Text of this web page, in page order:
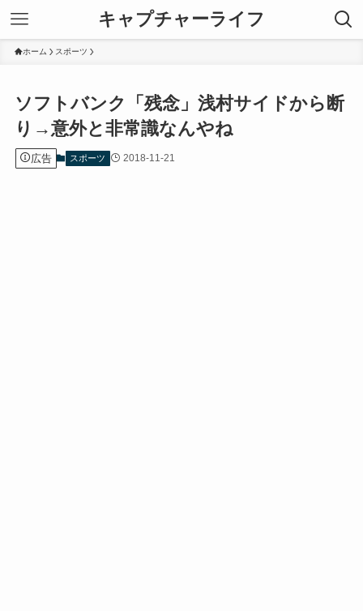
キャプチャーライフ
ホーム スポーツ
ソフトバンク「残念」浅村サイドから断
り→意外と非常識なんやね
広告 スポーツ 2018-11-21